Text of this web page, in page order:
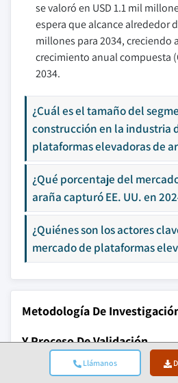
Llámanos
se valoró en USD 1.1 mil
espera que alcance alrededor
millones para 2034, creciendo
crecimiento anual compuesta
2034.
¿Cuál es el tamaño del
construcción en la industria
plataformas elevadoras de
¿Qué porcentaje del
araña capturó EE. UU. en
¿Quiénes son los actores
mercado de plataformas
Metodología De
Y Proceso De Validación
Este informe se basa en un proceso